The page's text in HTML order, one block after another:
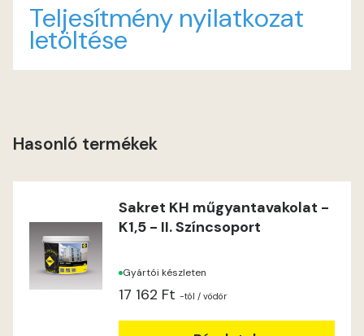
Mango B
Melon-yellow C
Teljesítmény nyilatkozat
letöltése
Hasonló termékek
Sakret KH műgyantavakolat -
K1,5 - II. Színcsoport
Gyártói készleten
17 162 Ft -tól / vödör